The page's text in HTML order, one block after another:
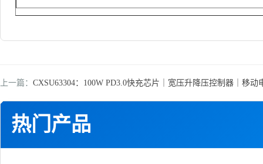
热门产品
上一篇： CXSU63304：100W PD3.0快充芯片｜宽压升降压控制器｜移动